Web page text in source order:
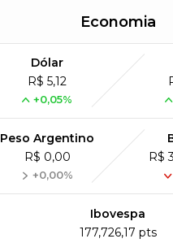
Economia
Dólar
R$ 5,12
+0,05%
Peso Argentino
R$ 0,00
+0,00%
R$
Ibovespa
177,726,17 pts